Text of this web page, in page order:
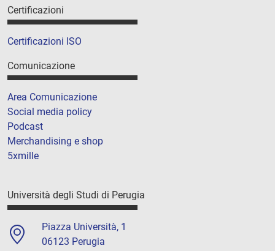
Certificazioni
Certificazioni ISO
Comunicazione
Area Comunicazione
Social media policy
Podcast
Merchandising e shop
5xmille
Università degli Studi di Perugia
Piazza Università, 1
06123 Perugia